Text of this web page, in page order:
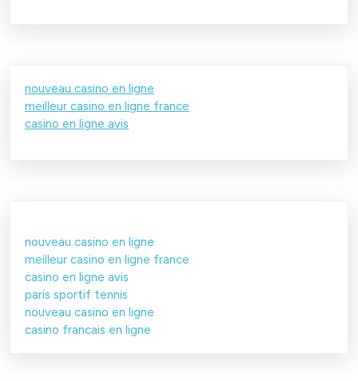
nouveau casino en ligne
meilleur casino en ligne france
casino en ligne avis
nouveau casino en ligne
meilleur casino en ligne france
casino en ligne avis
paris sportif tennis
nouveau casino en ligne
casino francais en ligne